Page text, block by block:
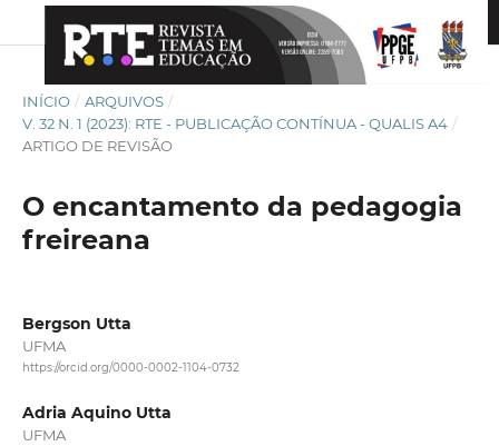
INÍCIO / ARQUIVOS /
V. 32 N. 1 (2023): RTE - PUBLICAÇÃO CONTÍNUA - QUALIS A4 /
ARTIGO DE REVISÃO
O encantamento da pedagogia
freireana
Bergson Utta
UFMA
https://orcid.org/0000-0002-1104-0732
Adria Aquino Utta
UFMA